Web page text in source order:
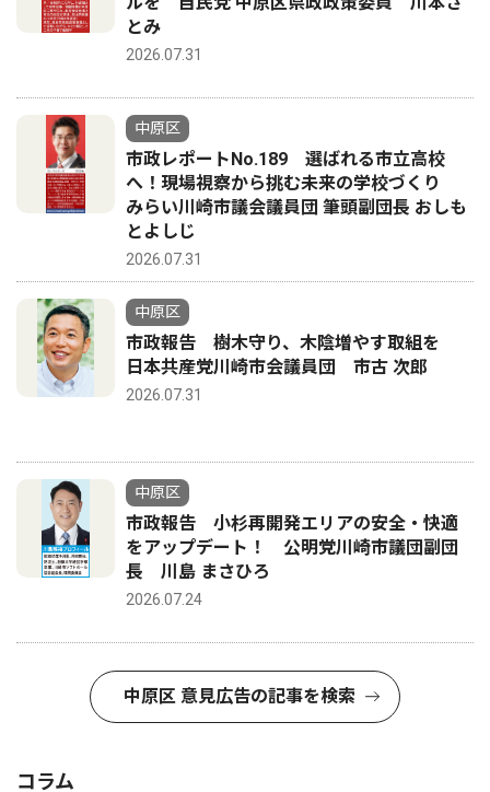
とみ
2026.07.31
中原区
市政レポートNo.189 選ばれる市立高校
へ！現場視察から挑む未来の学校づくり
みらい川崎市議会議員団 筆頭副団長 おしも
とよしじ
2026.07.31
中原区
市政報告 樹木守り、木陰増やす取組を
日本共産党川崎市会議員団 市古 次郎
2026.07.31
中原区
市政報告 小杉再開発エリアの安全・快適
をアップデート！ 公明党川崎市議団副団
長 川島 まさひろ
2026.07.24
中原区 意見広告の記事を検索
コラム